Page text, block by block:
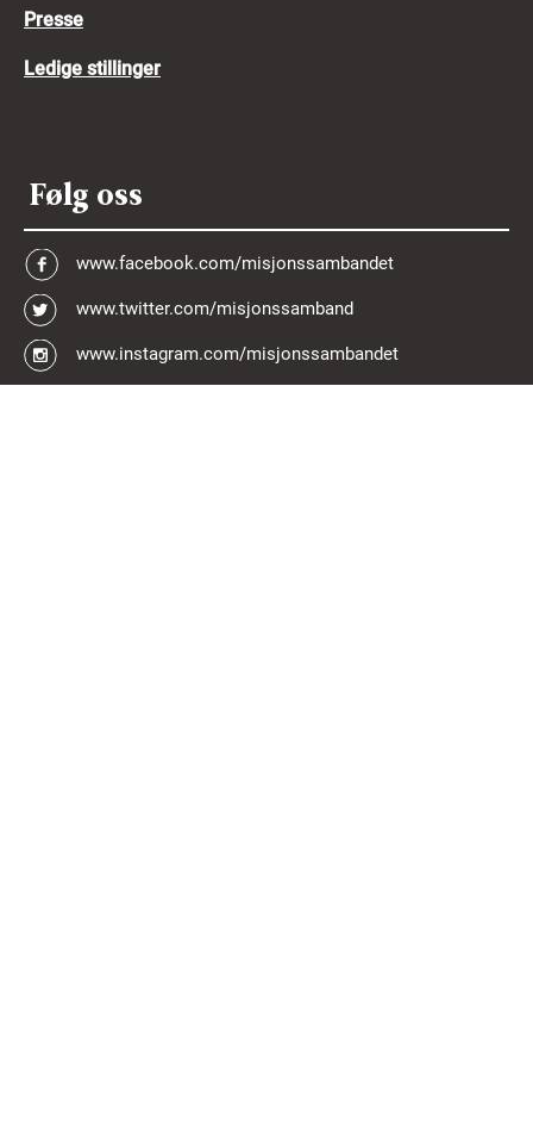
Presse
Ledige stillinger
Følg oss
www.facebook.com/misjonssambandet
www.twitter.com/misjonssamband
www.instagram.com/misjonssambandet